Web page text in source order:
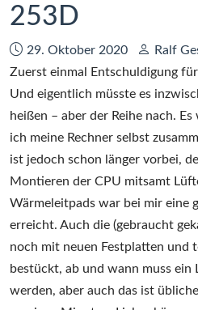
253D
Datum:
29. Oktober 2020 Autor:
Ralf
Zuerst einmal Entschuldigung
Und eigentlich müsste es
heißen – aber der Reihe nach.
ich meine Rechner selbst
ist jedoch schon länger vorbei,
Montieren der CPU mitsamt
Wärmeleitpads war bei mir eine
erreicht. Auch die (gebraucht
noch mit neuen Festplatten und
bestückt, ab und wann muss ein
werden, aber auch das ist